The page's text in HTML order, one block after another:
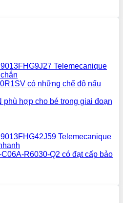
Telemecanique
có những chế độ nấu
phù hợp cho bé trong giai đoạn
Telemecanique
R6030-Q2 có đạt cấp bảo